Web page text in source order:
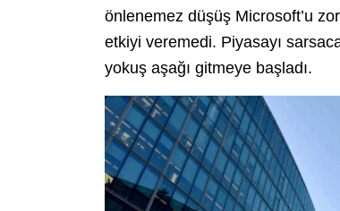
önlenemez düşüş Microsoft’u
etkiyi veremedi. Piyasayı
yokuş aşağı gitmeye başladı.